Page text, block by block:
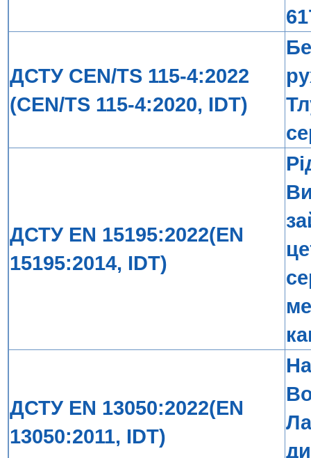
ДСТУ CEN/TS 115-4:2022
(CEN/TS 115-4:2020, IDT)
ДСТУ EN 15195:2022(EN
15195:2014, IDT)
ДСТУ EN 13050:2022(EN
13050:2011, IDT)